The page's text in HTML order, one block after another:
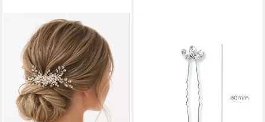
ANNIS WIESBADEN EST. 2021
Haarnadel Braut Haarkamm
„Elena“ – Perlen & Kristalle
florale Optik
49,90 €
lieferbar - in 3-4 Werktagen bei dir
Set (5 Stück) – Elegante
Haarpins mit Kristallen, 5
(4,98 €/ 1 Stk)
lieferbar - in 3-4 Werktagen bei dir